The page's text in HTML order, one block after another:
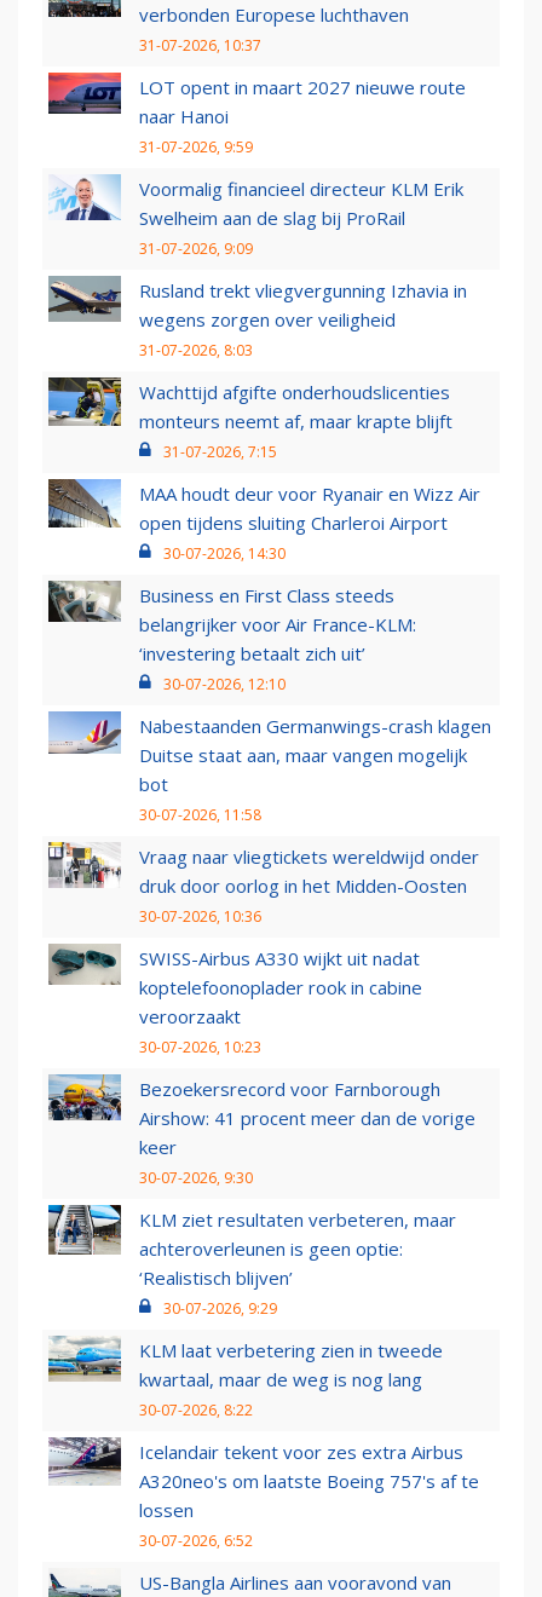
verbonden Europese luchthaven
31-07-2026, 10:37
LOT opent in maart 2027 nieuwe route
naar Hanoi
31-07-2026, 9:59
Voormalig financieel directeur KLM Erik
Swelheim aan de slag bij ProRail
31-07-2026, 9:09
Rusland trekt vliegvergunning Izhavia in
wegens zorgen over veiligheid
31-07-2026, 8:03
Wachttijd afgifte onderhoudslicenties
monteurs neemt af, maar krapte blijft
31-07-2026, 7:15
MAA houdt deur voor Ryanair en Wizz Air
open tijdens sluiting Charleroi Airport
30-07-2026, 14:30
Business en First Class steeds
belangrijker voor Air France-KLM:
‘investering betaalt zich uit’
30-07-2026, 12:10
Nabestaanden Germanwings-crash klagen
Duitse staat aan, maar vangen mogelijk
bot
30-07-2026, 11:58
Vraag naar vliegtickets wereldwijd onder
druk door oorlog in het Midden-Oosten
30-07-2026, 10:36
SWISS-Airbus A330 wijkt uit nadat
koptelefoonoplader rook in cabine
veroorzaakt
30-07-2026, 10:23
Bezoekersrecord voor Farnborough
Airshow: 41 procent meer dan de vorige
keer
30-07-2026, 9:30
KLM ziet resultaten verbeteren, maar
achteroverleunen is geen optie:
‘Realistisch blijven’
30-07-2026, 9:29
KLM laat verbetering zien in tweede
kwartaal, maar de weg is nog lang
30-07-2026, 8:22
Icelandair tekent voor zes extra Airbus
A320neo's om laatste Boeing 757's af te
lossen
30-07-2026, 6:52
US-Bangla Airlines aan vooravond van